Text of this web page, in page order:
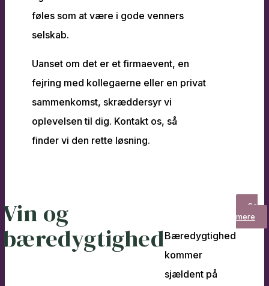
føles som at være i gode venners
selskab.
Uanset om det er et firmaevent, en
fejring med kollegaerne eller en privat
sammenkomst, skræddersyr vi
oplevelsen til dig. Kontakt os, så
finder vi den rette løsning.
Vin og
bæredygtighedBæredygtighed
kommer
sjældent på
Se
mere